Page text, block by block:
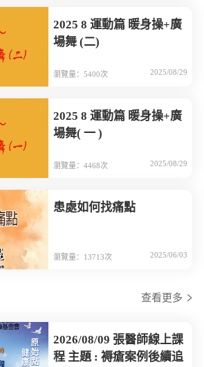
2025 8 運動篇 暖身操+廣
場舞 (二)
瀏覽量：5400次 2025/08/29
2025 8 運動篇 暖身操+廣
場舞( 一 )
瀏覽量：4468次 2025/08/29
患處如何找痛點
瀏覽量：13713次 2025/06/03
查看更多
2026/08/09 張醫師線上課
程 主題 : 褥瘡案例後續追